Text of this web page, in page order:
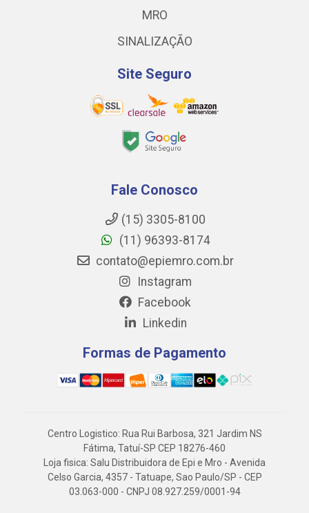
MRO
SINALIZAÇÃO
Site Seguro
Fale Conosco
(15) 3305-8100
(11) 96393-8174
contato@epiemro.com.br
Instagram
Facebook
Linkedin
Formas de Pagamento
Centro Logistico: Rua Rui Barbosa, 321 Jardim NS
Fátima, Tatuí-SP CEP 18276-460
Loja fisica: Salu Distribuidora de Epi e Mro - Avenida
Celso Garcia, 4357 - Tatuape, Sao Paulo/SP - CEP
03.063-000 - CNPJ 08.927.259/0001-94